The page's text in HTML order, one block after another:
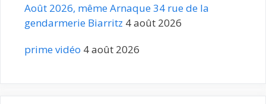
Août 2026, même Arnaque 34 rue de la
gendarmerie Biarritz 4 août 2026
prime vidéo 4 août 2026